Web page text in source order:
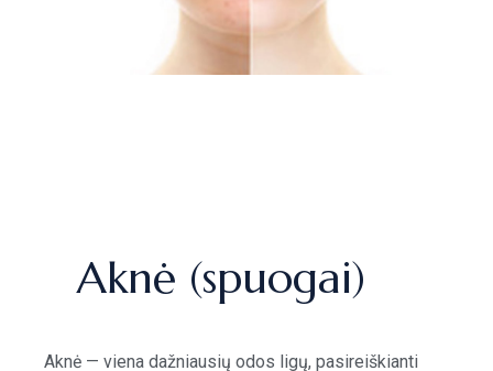
Aknė (spuogai)
Aknė — viena dažniausių odos ligų, pasireiškianti